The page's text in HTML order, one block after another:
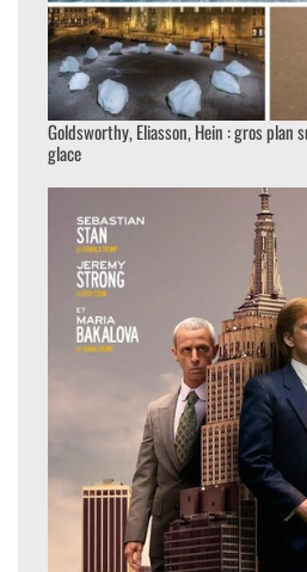
Goldsworthy, Eliasson, Hein : gros plan
glace